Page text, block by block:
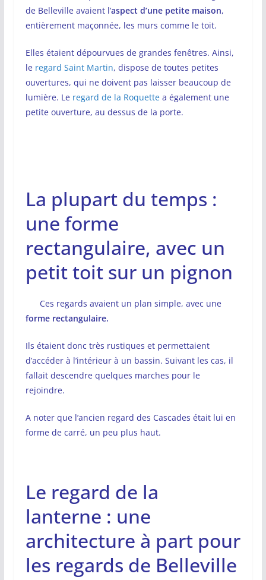
de Belleville avaient l’aspect d’une petite maison,
entièrement maçonnée, les murs comme le toit.
Elles étaient dépourvues de grandes fenêtres. Ainsi,
le regard Saint Martin, dispose de toutes petites
ouvertures, qui ne doivent pas laisser beaucoup de
lumière. Le regard de la Roquettea également une
petite ouverture, au dessus de la porte.
La plupart du temps :
une forme
rectangulaire, avec un
petit toit sur un pignon
Ces regards avaient un plan simple, avec une
forme rectangulaire.
Ils étaient donc très rustiques et permettaient
d’accéder à l’intérieur à un bassin. Suivant les cas, il
fallait descendre quelques marches pour le
rejoindre.
A noter que l’ancien regard des Cascades était lui en
forme de carré, un peu plus haut.
Le regard de la
lanterne : une
architecture à part pour
les regards de Belleville